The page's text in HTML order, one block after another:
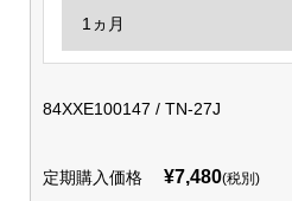
84XXE100147 / TN-27J
定期購入価格 ¥7,480(税別)